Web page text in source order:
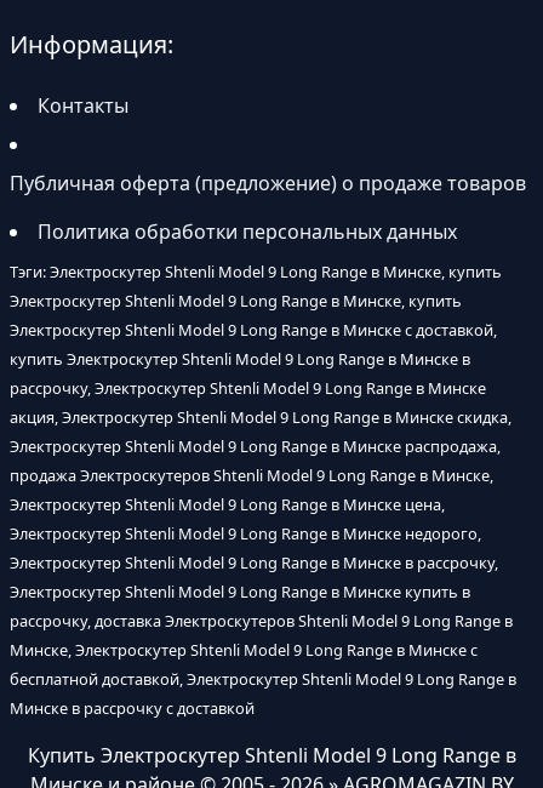
Информация:
Контакты
Публичная оферта (предложение) о продаже товаров
Политика обработки персональных данных
Тэги: Электроскутер Shtenli Model 9 Long Range в Минске, купить
Электроскутер Shtenli Model 9 Long Range в Минске, купить
Электроскутер Shtenli Model 9 Long Range в Минске с доставкой,
купить Электроскутер Shtenli Model 9 Long Range в Минске в
рассрочку, Электроскутер Shtenli Model 9 Long Range в Минске
акция, Электроскутер Shtenli Model 9 Long Range в Минске скидка,
Электроскутер Shtenli Model 9 Long Range в Минске распродажа,
продажа Электроскутеров Shtenli Model 9 Long Range в Минске,
Электроскутер Shtenli Model 9 Long Range в Минске цена,
Электроскутер Shtenli Model 9 Long Range в Минске недорого,
Электроскутер Shtenli Model 9 Long Range в Минске в рассрочку,
Электроскутер Shtenli Model 9 Long Range в Минске купить в
рассрочку, доставка Электроскутеров Shtenli Model 9 Long Range в
Минске, Электроскутер Shtenli Model 9 Long Range в Минске с
бесплатной доставкой, Электроскутер Shtenli Model 9 Long Range в
Минске в рассрочку с доставкой
Купить Электроскутер Shtenli Model 9 Long Range в